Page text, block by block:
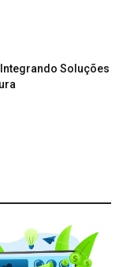
Soluções